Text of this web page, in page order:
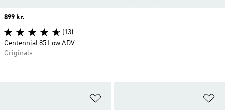
Price
899 kr.
(13)
Centennial 85 Low ADV
Originals